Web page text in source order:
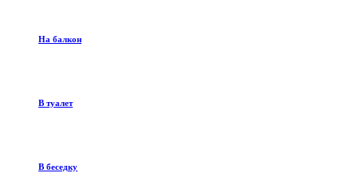
На балкон
В туалет
В беседку